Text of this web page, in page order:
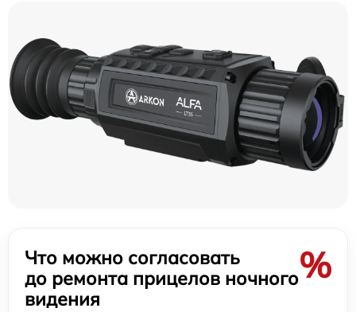
Что можно согласовать
до ремонта прицелов ночного
видения
%